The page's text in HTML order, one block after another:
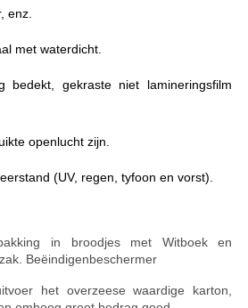
enz.
met waterdicht.
bedekt, gekraste niet lamineringsfilm
openlucht zijn.
(UV, regen, tyfoon en vorst).
in broodjes met Witboek en
Beëindigenbeschermer
het overzeese waardige karton,